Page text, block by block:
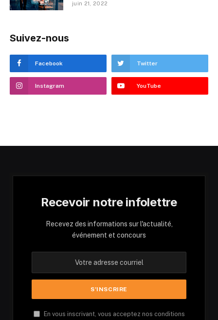
juin 21, 2022
Suivez-nous
Facebook Twitter
Instagram YouTube
Recevoir notre infolettre
Recevez des informations sur l'actualité,
événement et concours
En vous inscrivant, vous acceptez nos conditions